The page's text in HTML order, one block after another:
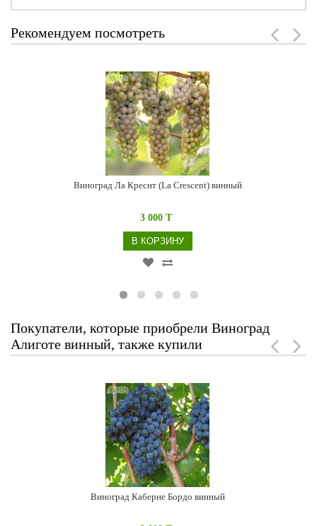
Рекомендуем посмотреть
Виноград Ла Креснт (La Crescent) винный
3 000 T
В КОРЗИНУ
Покупатели, которые приобрели Виноград
Алиготе винный, также купили
Виноград Каберне Бордо винный